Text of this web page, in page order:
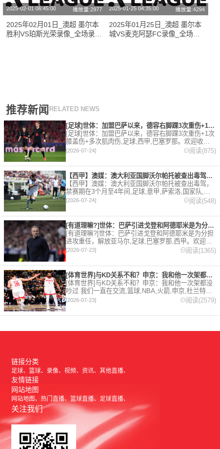
2025-02-01 06:45:00 播放量:2977
2025年02月01日_澳超 墨尔本
胜利VS珀斯光荣录像_全场录像
2025-01-25 04:35:00 播放量:4294
2025年01月25日_澳超 墨尔本
城VS麦克阿瑟FC录像_全场录
推荐新闻 RELATED NEWS
[足球]世体：加盟巴萨以来，德容右脚踝3次重伤+1次膝盖伤+
[足球]世体：加盟巴萨以来，德容右脚踝3次重伤+1次
膝盖伤+多次肌肉伤,足球,西甲,巴塞罗那。欢迎收藏
本站，24小时为你更新最新的足球，篮球体育资讯。
[2026-07-24] 阅读(875)
【西甲】澳媒：澳大利亚国脚沃尔帕托被查出毒驾，禁赛期在3个月
【西甲】澳媒：澳大利亚国脚沃尔帕托被查出毒驾，
禁赛期在3个月至4年间,足球,意甲,萨索洛,国家队,澳
大利亚,英超,西甲,德甲,法甲,五洲。欢迎收藏本站，
[2026-07-24] 阅读(548)
[有道理嘛?]世体：巴萨引进戈登和阿德耶米是为分担进攻重任，
[有道理嘛?]世体：巴萨引进戈登和阿德耶米是为分担
进攻重任，解放亚马尔,足球,巴塞罗那,西甲。欢迎收
藏本站，24小时为你更新最新的足球，篮球体育资
[2026-07-23] 阅读(1365)
[体育世界]与KD关系不和？申京：我和他一次架都没吵过 我们
[体育世界]与KD关系不和？申京：我和他一次架都没
吵过 我们一直在交流,篮球,NBA,火箭,申京,杜兰特。
欢迎收藏本站，24小时为你更新最新的足球，篮球体
育资讯。
[2026-07-23] 阅读(2579)
链接分类
足球 篮球 录像 视频 资讯 其他直播
友情链接
网站地图
网站地图 热门直播 篮球直播 足球直播
关注我们